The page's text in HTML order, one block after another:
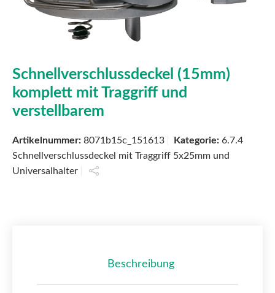
Schnellverschlussdeckel (15mm)
komplett mit Traggriff und
verstellbarem
Artikelnummer: 8071b15c_151613 Kategorie: 6.7.4
Schnellverschlussdeckel mit Traggriff 5x25mm und
Universalhalter
Beschreibung